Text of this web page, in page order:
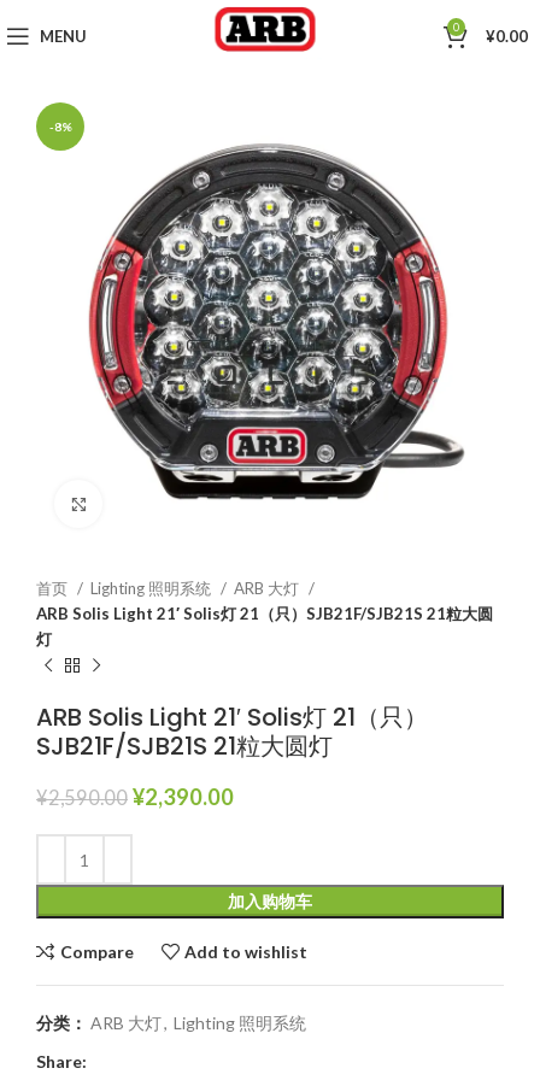
MENU 0 ¥0.00
-8%
Click to enlarge
首页 Lighting 照明系统
ARB 大灯
ARB Solis Light 21′ Solis灯 21（只）SJB21F/SJB21S 21粒大圆
灯
ARB Solis Light 21′ Solis灯 21（只）
SJB21F/SJB21S 21粒大圆灯
¥2,590.00 ¥2,390.00
加入购物车
Compare Add to wishlist
分类： ARB 大灯, Lighting 照明系统
Share: